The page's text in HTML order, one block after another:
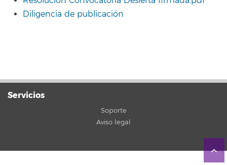
Diligencia de publicación
Servicios
Soporte
Aviso legal